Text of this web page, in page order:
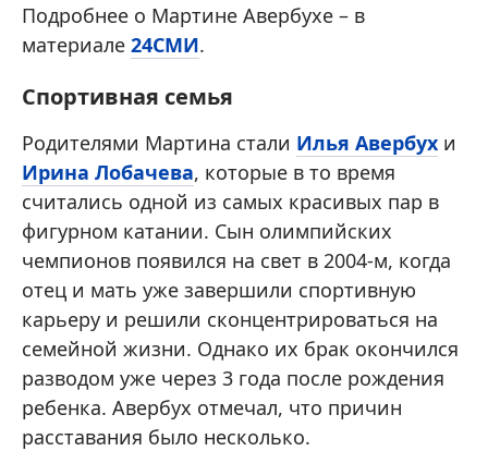
Подробнее о Мартине Авербухе – в
материале 24СМИ.
Спортивная семья
Родителями Мартина стали Илья Авербух и
Ирина Лобачева, которые в то время
считались одной из самых красивых пар в
фигурном катании. Сын олимпийских
чемпионов появился на свет в 2004-м, когда
отец и мать уже завершили спортивную
карьеру и решили сконцентрироваться на
семейной жизни. Однако их брак окончился
разводом уже через 3 года после рождения
ребенка. Авербух отмечал, что причин
расставания было несколько.